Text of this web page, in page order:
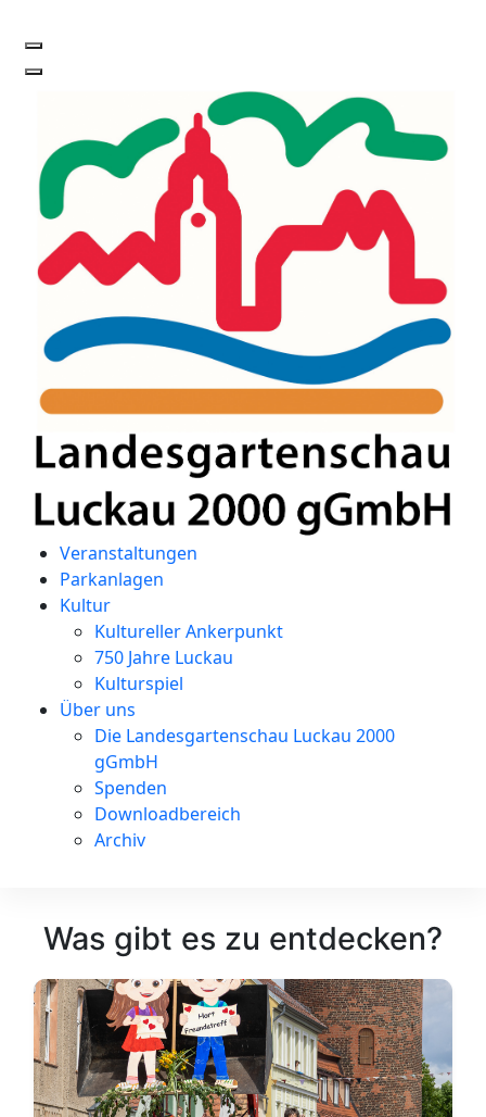
Veranstaltungen
Parkanlagen
Kultur
Kultureller Ankerpunkt
750 Jahre Luckau
Kulturspiel
Über uns
Die Landesgartenschau Luckau 2000
gGmbH
Spenden
Downloadbereich
Archiv
Was gibt es zu entdecken?